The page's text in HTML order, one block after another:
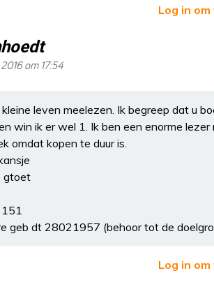
Log in
om 17:54
leven meelezen. Ik begreep dat u
win ik er wel 1. Ik ben een enorme lezer
omdat kopen te duur is.
gtoet
geb dt 28021957 (behoor tot de
Log in